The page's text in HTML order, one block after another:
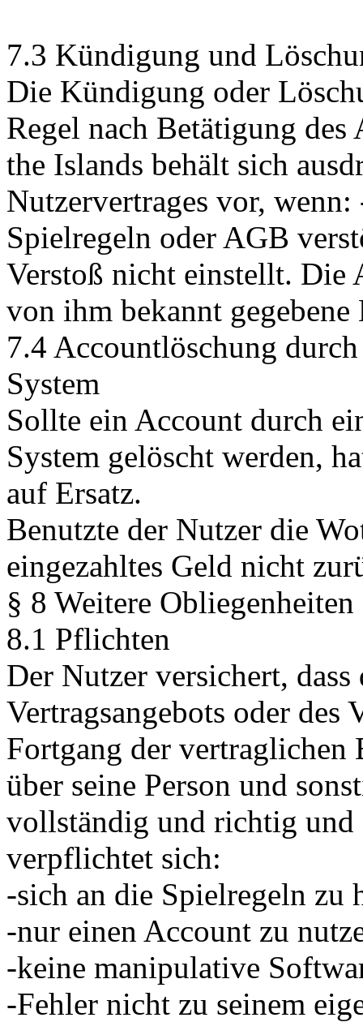
7.3 Kündigung und
Die Kündigung oder
Regel nach Betätigung
the Islands behält sich
Nutzervertrages vor,
Spielregeln oder AGB
Verstoß nicht einstellt. Die
von ihm bekannt
7.4 Accountlöschung
System
Sollte ein Account durch
System gelöscht werden,
auf Ersatz.
Benutzte der Nutzer die
eingezahltes Geld nicht
§ 8 Weitere Obliegenheiten
8.1 Pflichten
Der Nutzer versichert,
Vertragsangebots oder des
Fortgang der vertraglichen
über seine Person und
vollständig und richtig
verpflichtet sich:
-sich an die Spielregeln zu
-nur einen Account zu
-keine manipulative
-Fehler nicht zu seinem